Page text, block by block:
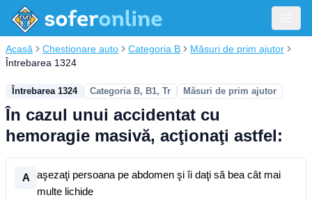
Acasă Chestionare auto Categoria B
Măsuri de prim ajutor
Întrebarea 1324
Întrebarea 1324 Categoria B, B1, Tr Măsuri de prim ajutor
În cazul unui accidentat cu
hemoragie masivă, acţionaţi astfel:
A
aşezaţi persoana pe abdomen şi îi daţi să bea cât mai
multe lichide